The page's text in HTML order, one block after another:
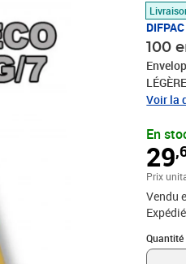
DIFPAC
100
Voir la
En
29
Prix
Prix
Vendu
Quantité